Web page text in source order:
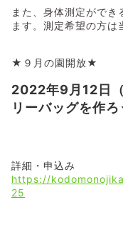
また、身体測定がで
ます。測定希望の方は
★９月の園開放★
2022年9月12日
リーバッグを作ろ
詳細・申込み
https://
25